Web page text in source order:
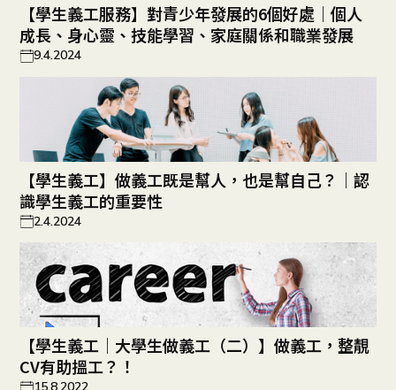
【學生義工服務】對青少年發展的6個好處｜個人
成長、身心靈、技能學習、家庭關係和職業發展
9.4.2024
【學生義工】做義工既是幫人，也是幫自己？｜認
識學生義工的重要性
2.4.2024
【學生義工｜大學生做義工（二）】做義工，整靚
CV有助搵工？！